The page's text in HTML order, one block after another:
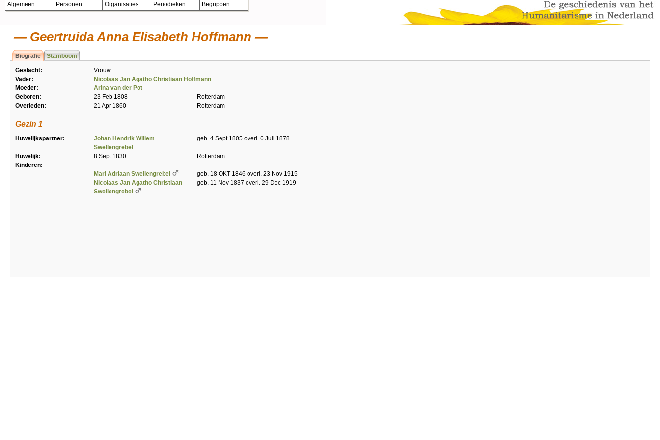
Algemeen Personen Organisaties Periodieken Begrippen
Geertruida Anna Elisabeth Hoffmann
Biografie Stamboom
Geslacht:
Vrouw
Vader:
Nicolaas Jan Agatho Christiaan Hoffmann
Moeder:
Arina van der Pot
Geboren:
23 Feb 1808
Rotterdam
Overleden:
21 Apr 1860 Rotterdam
Gezin 1
Huwelijkspartner:
Johan Hendrik Willem
Swellengrebel
geb. 4 Sept 1805 overl. 6 Juli 1878
Huwelijk: 8 Sept 1830
Rotterdam
Kinderen:
Mari Adriaan Swellengrebel
geb. 18 OKT 1846 overl. 23 Nov 1915
Nicolaas Jan Agatho Christiaan
Swellengrebel
geb. 11 Nov 1837 overl. 29 Dec 1919